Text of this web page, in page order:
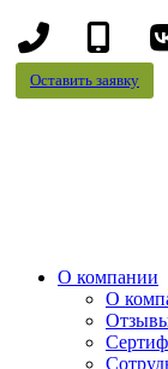
+7
(8442)
+7
(995)
Оставить заявку
О компании
О